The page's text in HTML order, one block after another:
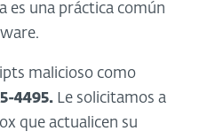
es una práctica común
malicioso como
4495. Le solicitamos a
que actualicen su